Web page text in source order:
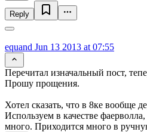
Reply
equand Jun 13 2013 at 07:55
Перечитал изначальный пост,
Прошу прощения.
Хотел сказать, что в 8ке вообще
Используем в качестве
много. Приходится много в